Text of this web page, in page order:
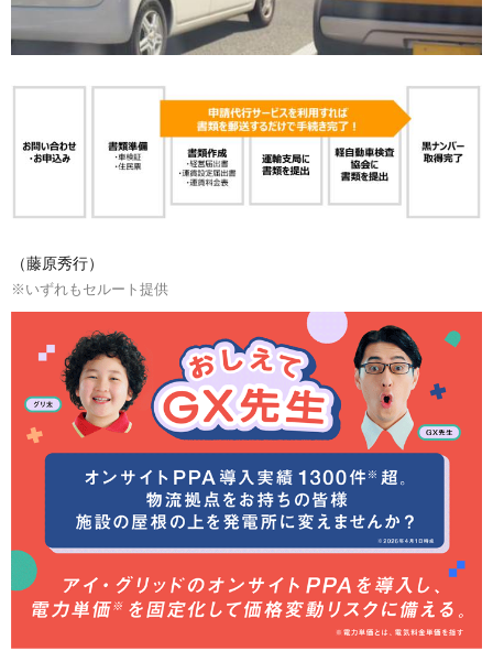
（藤原秀行）
※いずれもセルート提供